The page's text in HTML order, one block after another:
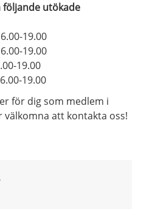
utökade
19.00
19.00
19.00
19.00
för dig som medlem i
välkomna att kontakta oss!